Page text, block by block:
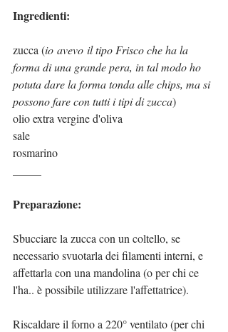
Ingredienti:
zucca (io avevo il tipo Frisco che ha la
forma di una grande pera, in tal modo ho
potuta dare la forma tonda alle chips, ma si
possono fare con tutti i tipi di zucca)
olio extra vergine d'oliva
sale
rosmarino
Preparazione:
Sbucciare la zucca con un coltello, se
necessario svuotarla dei filamenti interni, e
affettarla con una mandolina (o per chi ce
l'ha.. è possibile utilizzare l'affettatrice).
Riscaldare il forno a 220° ventilato (per chi